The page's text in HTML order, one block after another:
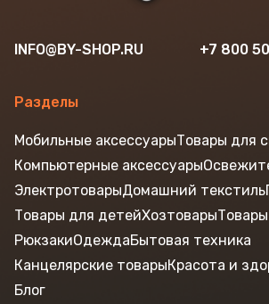
INFO@BY-SHOP.RU +7 800
Разделы
Мобильные аксессуарыТовары для
Компьютерные аксессуары
ЭлектротоварыДомашний текстиль
Товары для детейХозтовары
РюкзакиОдеждаБытовая техника
Канцелярские товарыКрасота и
Блог